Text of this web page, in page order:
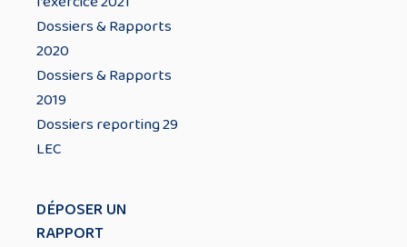
Dossiers & Rapports
2020
Dossiers & Rapports
2019
Dossiers reporting 29
LEC
DÉPOSER UN
RAPPORT